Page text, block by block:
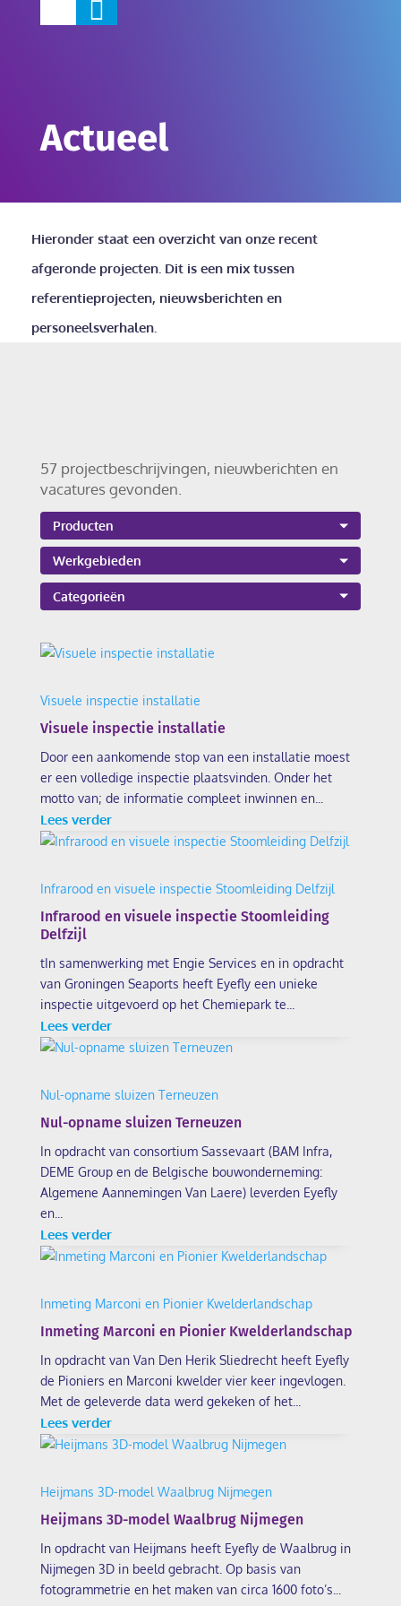

Actueel
Hieronder staat een overzicht van onze recent
afgeronde projecten. Dit is een mix tussen
referentieprojecten, nieuwsberichten en
personeelsverhalen.
57 projectbeschrijvingen, nieuwberichten en
vacatures gevonden.
Visuele inspectie installatie
Visuele inspectie installatie
Door een aankomende stop van een installatie moest
er een volledige inspectie plaatsvinden. Onder het
motto van; de informatie compleet inwinnen en...
Lees verder
Infrarood en visuele inspectie Stoomleiding Delfzijl
Infrarood en visuele inspectie Stoomleiding
Delfzijl
tIn samenwerking met Engie Services en in opdracht
van Groningen Seaports heeft Eyefly een unieke
inspectie uitgevoerd op het Chemiepark te...
Lees verder
Nul-opname sluizen Terneuzen
Nul-opname sluizen Terneuzen
In opdracht van consortium Sassevaart (BAM Infra,
DEME Group en de Belgische bouwonderneming:
Algemene Aannemingen Van Laere) leverden Eyefly
en...
Lees verder
Inmeting Marconi en Pionier Kwelderlandschap
Inmeting Marconi en Pionier Kwelderlandschap
In opdracht van Van Den Herik Sliedrecht heeft Eyefly
de Pioniers en Marconi kwelder vier keer ingevlogen.
Met de geleverde data werd gekeken of het...
Lees verder
Heijmans 3D-model Waalbrug Nijmegen
Heijmans 3D-model Waalbrug Nijmegen
In opdracht van Heijmans heeft Eyefly de Waalbrug in
Nijmegen 3D in beeld gebracht. Op basis van
fotogrammetrie en het maken van circa 1600 foto’s...